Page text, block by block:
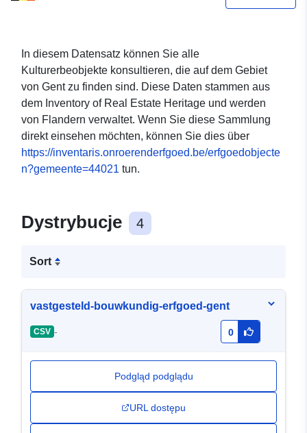
In diesem Datensatz können Sie alle
Kulturerbeobjekte konsultieren, die auf dem Gebiet
von Gent zu finden sind. Diese Daten stammen aus
dem Inventory of Real Estate Heritage und werden
von Flandern verwaltet. Wenn Sie diese Sammlung
direkt einsehen möchten, können Sie dies über
https://inventaris.onroerenderfgoed.be/erfgoedobjecte
n?gemeente=44021 tun.
Dystrybucje 4
Sort
vastgesteld-bouwkundig-erfgoed-gent
CSV - 0
Podgląd podglądu
URL dostępu